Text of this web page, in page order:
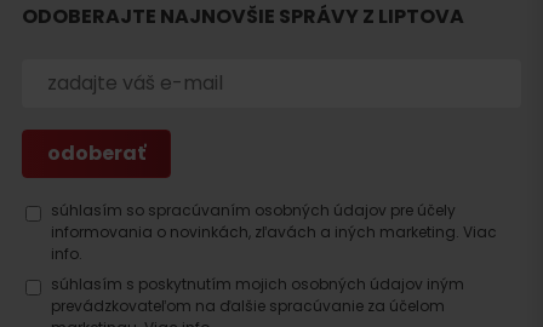
Hľadať
ubytovanie
ODOBERAJTE NAJNOVŠIE SPRÁVY Z LIPTOVA
súhlasím so spracúvaním osobných údajov pre účely
informovania o novinkách, zľavách a iných marketing. Viac
info.
súhlasím s poskytnutím mojich osobných údajov iným
prevádzkovateľom na ďalšie spracúvanie za účelom